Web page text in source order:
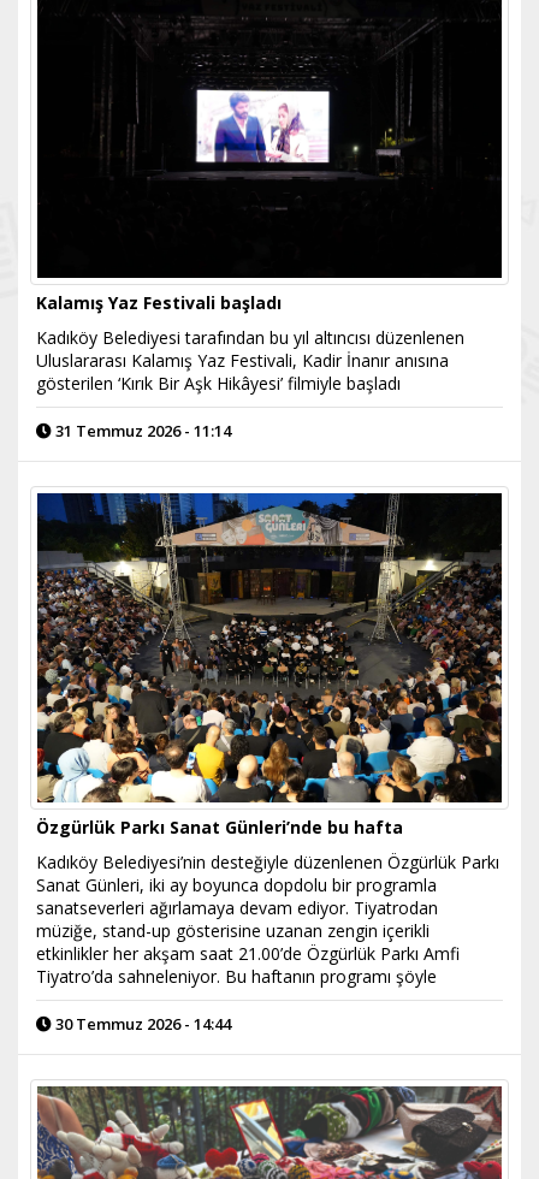
Kalamış Yaz Festivali başladı
Kadıköy Belediyesi tarafından bu yıl altıncısı düzenlenen
Uluslararası Kalamış Yaz Festivali, Kadir İnanır anısına
gösterilen ‘Kırık Bir Aşk Hikâyesi’ filmiyle başladı
31 Temmuz 2026 - 11:14
Özgürlük Parkı Sanat Günleri’nde bu hafta
Kadıköy Belediyesi’nin desteğiyle düzenlenen Özgürlük Parkı
Sanat Günleri, iki ay boyunca dopdolu bir programla
sanatseverleri ağırlamaya devam ediyor. Tiyatrodan
müziğe, stand-up gösterisine uzanan zengin içerikli
etkinlikler her akşam saat 21.00’de Özgürlük Parkı Amfi
Tiyatro’da sahneleniyor. Bu haftanın programı şöyle
30 Temmuz 2026 - 14:44